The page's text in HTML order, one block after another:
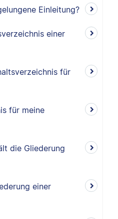
Einleitung?
einer
für
für meine
die Gliederung
einer